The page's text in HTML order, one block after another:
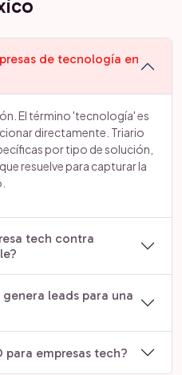
de tecnología en
El término 'tecnología' es
directamente. Triario
por tipo de solución,
resuelve para capturar la
tech contra
leads para una
para empresas tech?